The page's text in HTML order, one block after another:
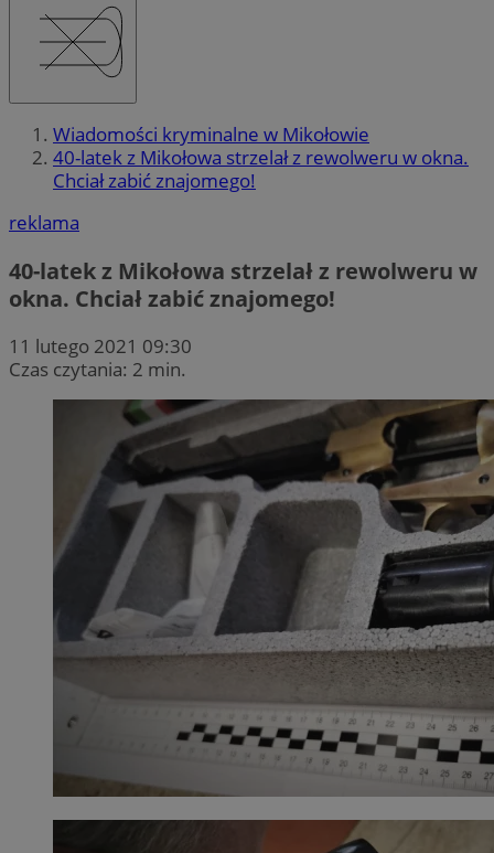
Wiadomości kryminalne w Mikołowie
40-latek z Mikołowa strzelał z rewolweru w okna.
Chciał zabić znajomego!
reklama
40-latek z Mikołowa strzelał z rewolweru w
okna. Chciał zabić znajomego!
11 lutego 2021 09:30
Czas czytania: 2 min.